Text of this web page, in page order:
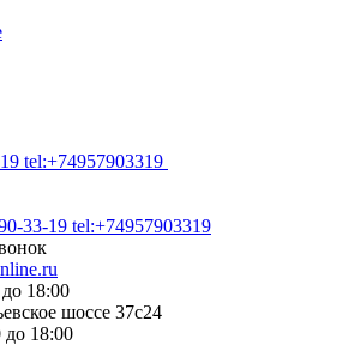
tel:+74957903319
33-19 tel:+74957903319
18:00
шоссе 37с24
18:00